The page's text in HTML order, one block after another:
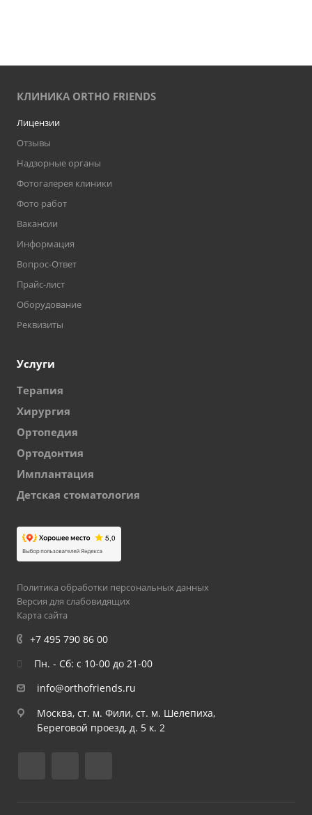
КЛИНИКА ORTHO FRIENDS
Лицензии
Отзывы
Надзорные органы
Фотогалерея клиники
Фото работ
Вакансии
Информация
Вопрос-Ответ
Прайс-лист
Оборудование
Реквизиты
Услуги
Терапия
Хирургия
Ортопедия
Ортодонтия
Имплантация
Детская стоматология
Политика обработки персональных данных
Версия для слабовидящих
Карта сайта
+7 495 790 86 00
Пн. - Сб: с 10-00 до 21-00
info@orthofriends.ru
Москва, ст. м. Фили, ст. м. Шелепиха,
Береговой проезд, д. 5 к. 2